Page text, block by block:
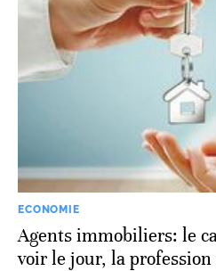
ECONOMIE
Agents immobiliers: le
voir le jour, la profession